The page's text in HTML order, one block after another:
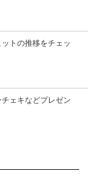
トの推移をチェッ
ェキなどプレゼン